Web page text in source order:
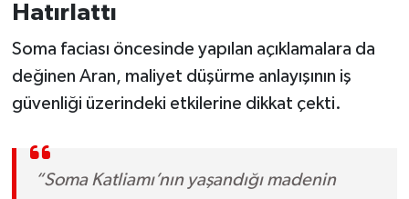
Hatırlattı
Soma faciası öncesinde yapılan açıklamalara da
değinen Aran, maliyet düşürme anlayışının iş
güvenliği üzerindeki etkilerine dikkat çekti.
“Soma Katliamı’nın yaşandığı madenin